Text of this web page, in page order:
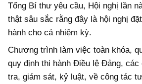
Tổng Bí thư yêu cầu, Hội nghị lần
thật sâu sắc rằng đây là hội nghị
hành cho cả nhiệm kỳ.
Chương trình làm việc toàn khóa,
quy định thi hành Điều lệ Đảng, các
tra, giám sát, kỷ luật, về công tác